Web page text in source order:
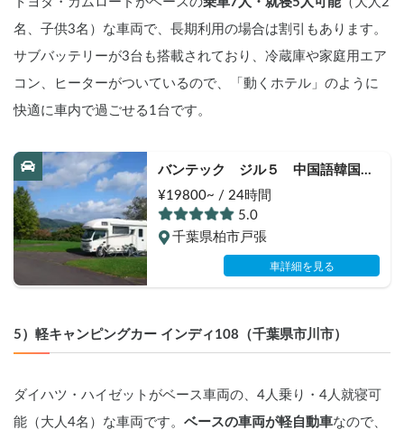
名、子供3名）な車両で、長期利用の場合は割引もあります。
サブバッテリーが3台も搭載されており、冷蔵庫や家庭用エア
コン、ヒーターがついているので、「動くホテル」のように
快適に車内で過ごせる1台です。
バンテック　ジル５　中国語韓国語
対応可能
¥19800~ / 24時間
5.0
千葉県柏市戸張
車詳細を見る
5）軽キャンピングカー インディ108（千葉県市川市）
ダイハツ・ハイゼットがベース車両の、4人乗り・4人就寝可
能（大人4名）な車両です。 ベースの車両が軽自動車なので、